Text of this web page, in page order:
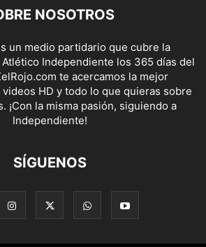
NOSOTROS
un medio partidario que cubre la
Independiente los 365 días del
te acercamos la mejor
HD y todo lo que quieras sobre
¡Con la misma pasión, siguiendo a
Independiente!
SÍGUENOS